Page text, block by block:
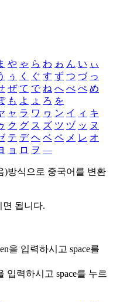
や ゃ ら わ ゎ ん い ぃ
ぅ く ぐ す ず つ づ っ
ぜ て で ね へ べ ぺ め
も よ ょ ろ を
ャ ラ ワ ヮ ン イ ィ キ
ク グ ス ズ ツ ヅ ッ ヌ
テ デ ヘ ベ ペ メ レ オ
ョ ロ ヲ ―
)방식으로 중국어를 변환
됩니다.
을 입력하시고 space를
입력하시고 space를 누르